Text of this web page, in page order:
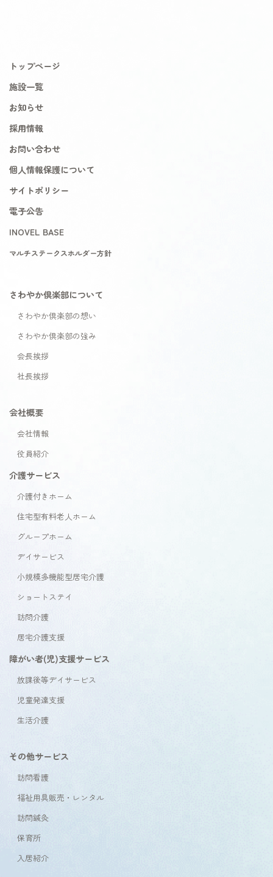
トップページ
施設一覧
お知らせ
採用情報
お問い合わせ
個人情報保護について
サイトポリシー
電子公告
INOVEL BASE
マルチステークスホルダー方針
さわやか倶楽部について
さわやか倶楽部の想い
さわやか倶楽部の強み
会長挨拶
社長挨拶
会社概要
会社情報
役員紹介
介護サービス
介護付きホーム
住宅型有料老人ホーム
グループホーム
デイサービス
小規模多機能型居宅介護
ショートステイ
訪問介護
居宅介護支援
障がい者(児)支援サービス
放課後等デイサービス
児童発達支援
生活介護
その他サービス
訪問看護
福祉用具販売・レンタル
訪問鍼灸
保育所
入居紹介